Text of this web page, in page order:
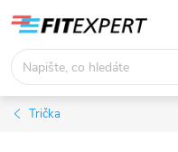
obsah
Trička